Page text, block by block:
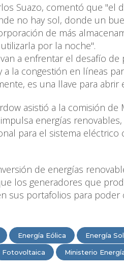
Suazo, comentó que
no hay sol, donde un
de más
por la noche".
a enfrentar el desafío
a la congestión en líneas
es una llave para abrir
asistió a la comisión
energías
para el sistema
de energías
los generadores que
sus portafolios para
Energía Eólica Energía
Fotovoltaica Ministerio